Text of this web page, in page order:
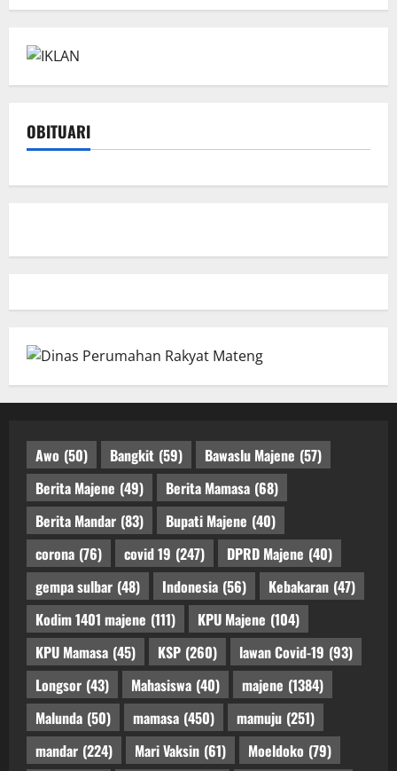
OBITUARI
Awo (50) Bangkit (59) Bawaslu Majene (57)
Berita Majene (49) Berita Mamasa (68)
Berita Mandar (83) Bupati Majene (40)
corona (76) covid 19 (247) DPRD Majene (40)
gempa sulbar (48) Indonesia (56) Kebakaran (47)
Kodim 1401 majene (111) KPU Majene (104)
KPU Mamasa (45) KSP (260) lawan Covid-19 (93)
Longsor (43) Mahasiswa (40) majene (1384)
Malunda (50) mamasa (450) mamuju (251)
mandar (224) Mari Vaksin (61) Moeldoko (79)